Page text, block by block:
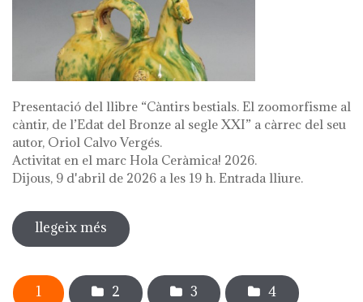
Presentació del llibre “Càntirs bestials. El zoomorfisme al
càntir, de l’Edat del Bronze al segle XXI” a càrrec del seu
autor, Oriol Calvo Vergés.
Activitat en el marc Hola Ceràmica! 2026.
Dijous, 9 d'abril de 2026 a les 19 h. Entrada lliure.
llegeix més sobre presentació del llibre "càntirs
bestials. zoomorfisme al càntir: de
Pàgines
1 2 3 4